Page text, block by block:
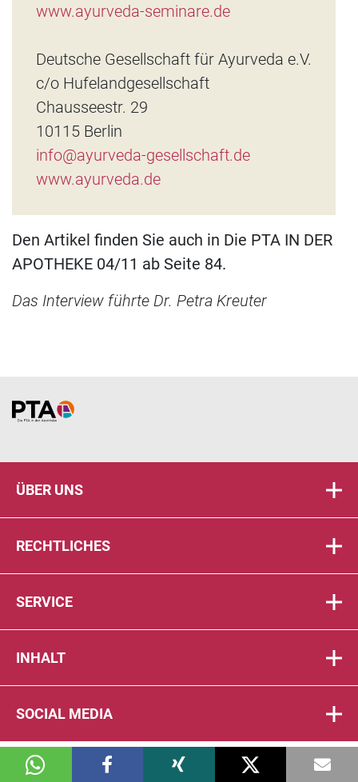
www.ayurveda-seminare.de
Deutsche Gesellschaft für Ayurveda e.V.
c/o Hufelandgesellschaft
Chausseestr. 29
10115 Berlin
info@ayurveda-gesellschaft.de
www.ayurveda.de
Den Artikel finden Sie auch in Die PTA IN DER
APOTHEKE 04/11 ab Seite 84.
Das Interview führte Dr. Petra Kreuter
Home
ÜBER UNS
RECHTLICHES
SERVICE
INHALT
SOCIAL MEDIA
© 2026 DIE PTA IN DER APOTHEKE